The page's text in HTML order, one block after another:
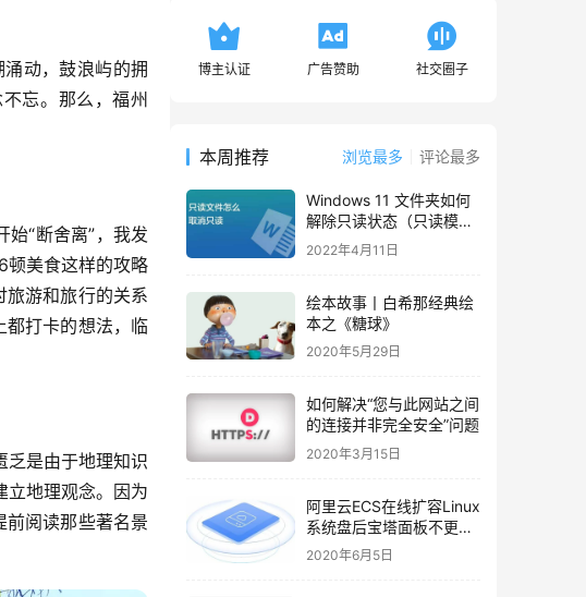
动，鼓浪屿的拥
忘。那么，福州
始“断舍离”，我发
顿美食这样的攻略
游和旅行的关系
都打卡的想法，临
乏是由于地理知识
立地理观念。因为
前阅读那些著名景
博主认证 广告赞助 社交圈子
本周推荐 浏览最多 评论最多
Windows 11 文件夹如何
解除只读状态（只读模
式）
2022年4月11日
绘本故事丨白希那经典绘
本之《糖球》
2020年5月29日
如何解决“您与此网站之间
的连接并非完全安全”问题
2020年3月15日
阿里云ECS在线扩容Linux
系统盘后宝塔面板不更新
容量的解决办法
2020年6月5日